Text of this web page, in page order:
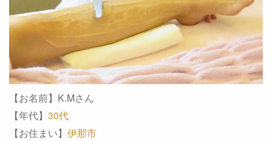
【お名前】K.Mさん
【年代】 30代
【お住まい】 伊那市